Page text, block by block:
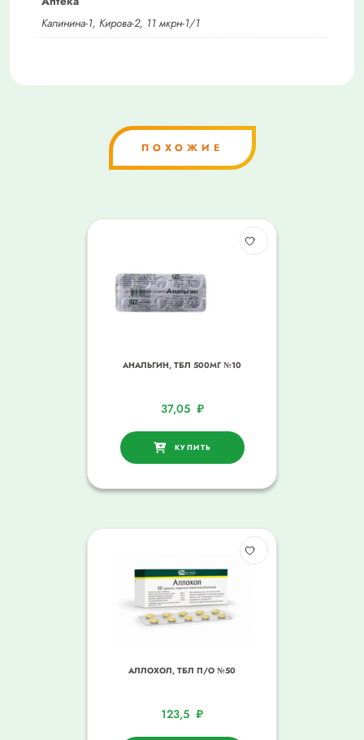
Калинина-1, Кирова-2, 11 мкрн-1/1
ПОХОЖИЕ
АНАЛЬГИН, ТБЛ 500МГ №10
37,05 ₽
КУПИТЬ
АЛЛОХОЛ, ТБЛ П/О №50
123,5 ₽